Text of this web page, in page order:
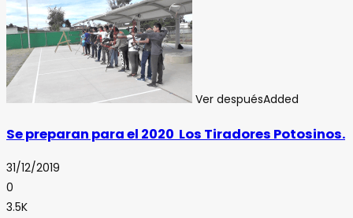
Ver despuésAdded
Se preparan para el 2020 Los Tiradores Potosinos.
31/12/2019
0
3.5K